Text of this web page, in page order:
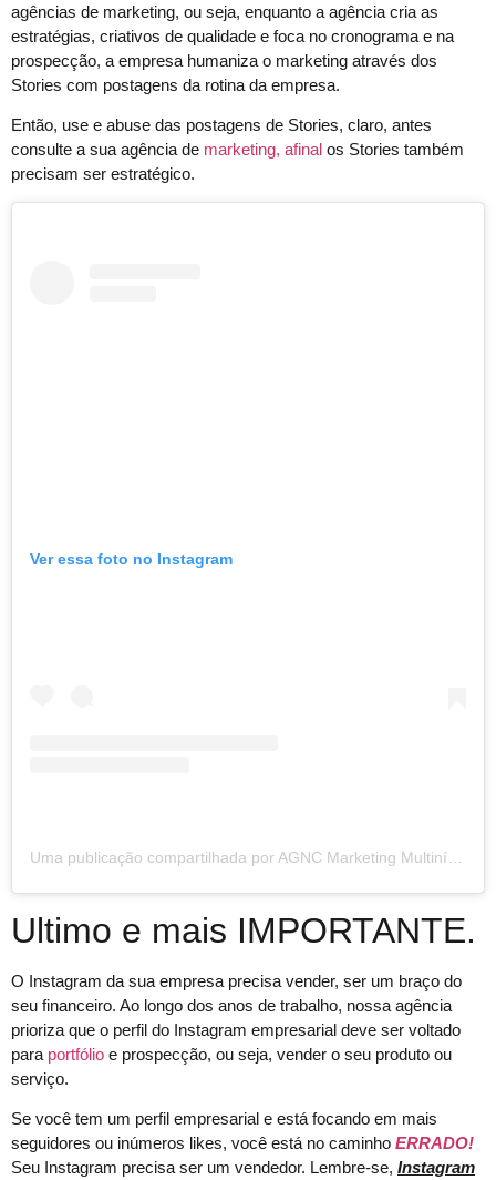
agências de marketing, ou seja, enquanto a agência cria as
estratégias, criativos de qualidade e foca no cronograma e na
prospecção, a empresa humaniza o marketing através dos
Stories com postagens da rotina da empresa.
Então, use e abuse das postagens de Stories, claro, antes
consulte a sua agência de marketing, afinal os Stories também
precisam ser estratégico.
Ver essa foto no Instagram
Ultimo e mais IMPORTANTE.
O Instagram da sua empresa precisa vender, ser um braço do
seu financeiro. Ao longo dos anos de trabalho, nossa agência
prioriza que o perfil do Instagram empresarial deve ser voltado
para portfólio e prospecção, ou seja, vender o seu produto ou
serviço.
Se você tem um perfil empresarial e está focando em mais
seguidores ou inúmeros likes, você está no caminho ERRADO!
Seu Instagram precisa ser um vendedor. Lembre-se, Instagram